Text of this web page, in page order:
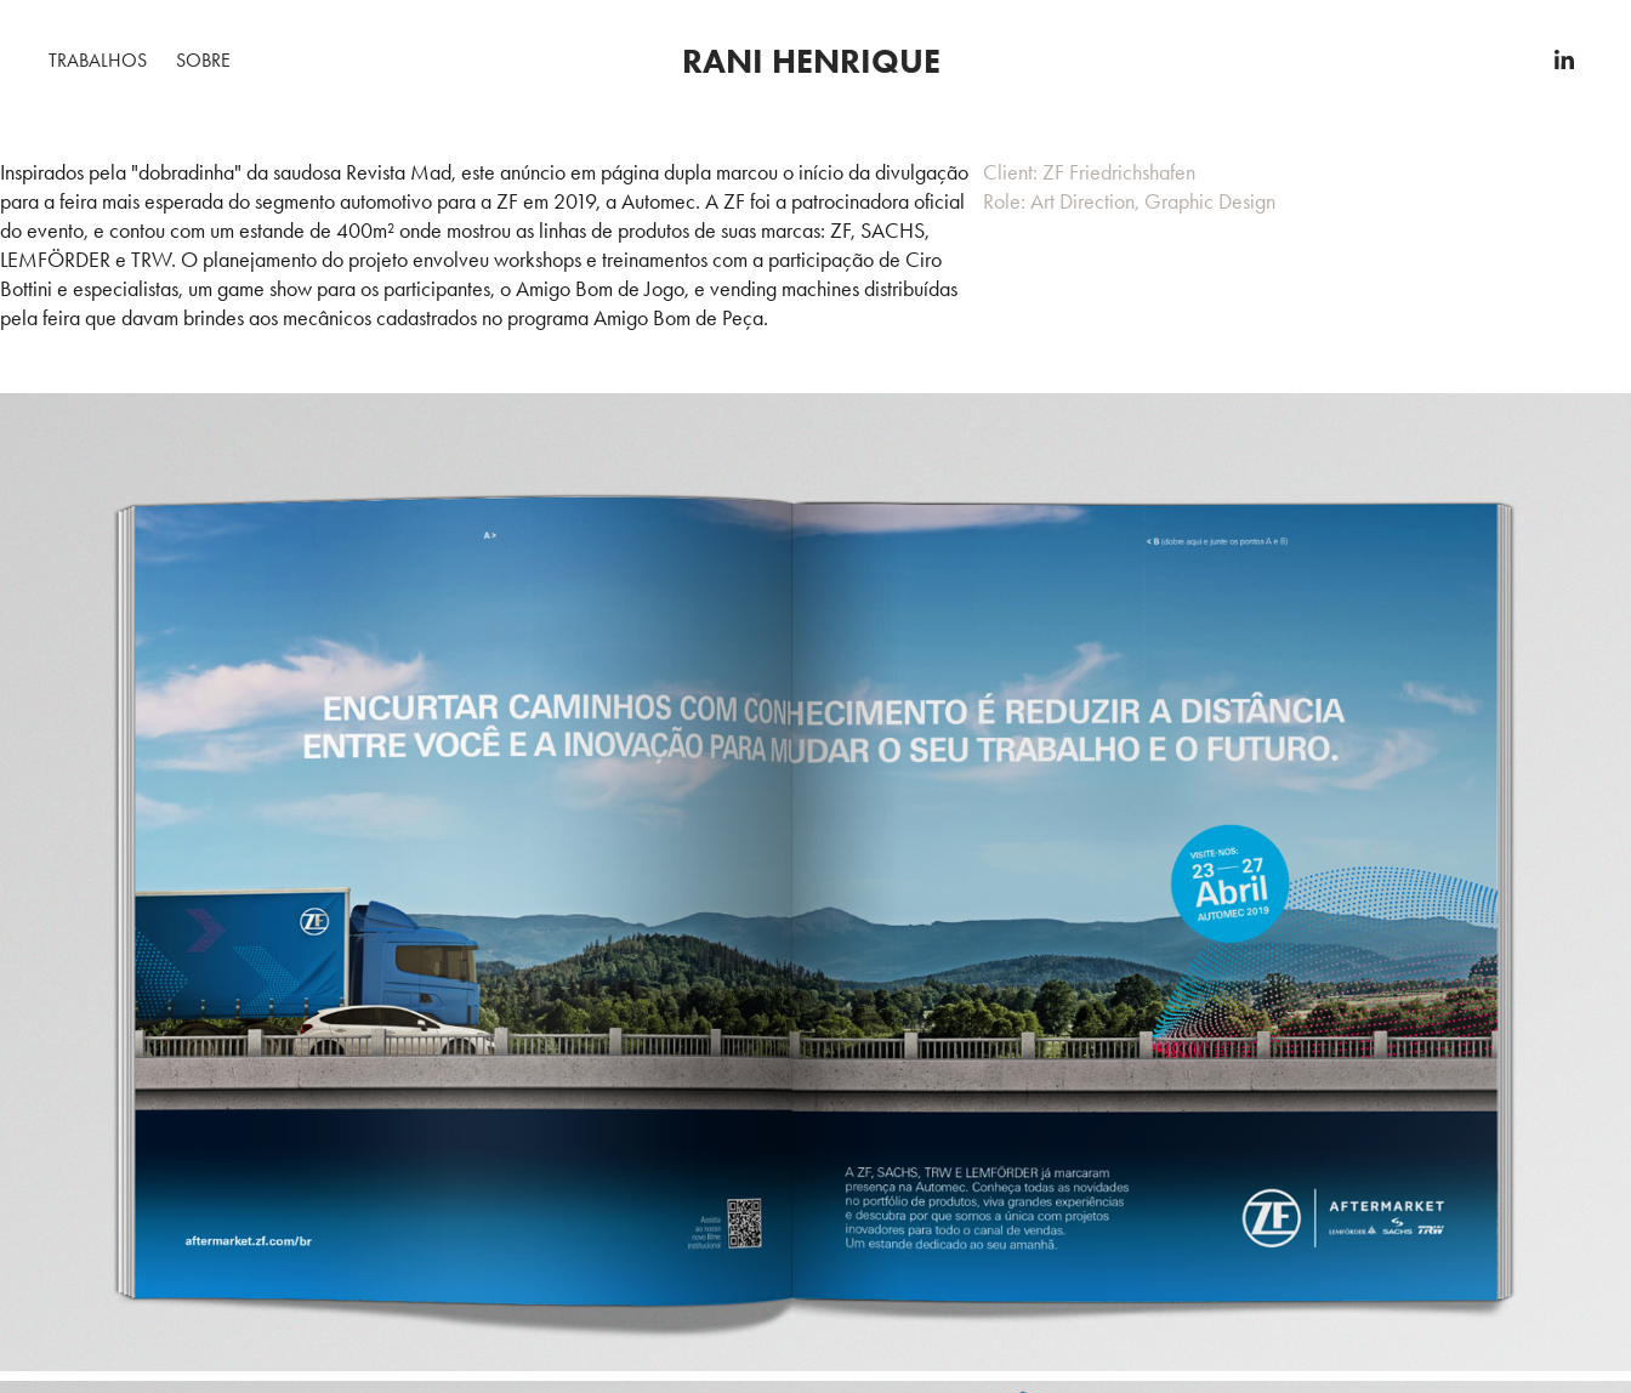
TRABALHOS SOBRE RANI HENRIQUE
Inspirados pela "dobradinha" da saudosa Revista Mad, este anúncio em página dupla marcou o início da divulgação
para a feira mais esperada do segmento automotivo para a ZF em 2019, a Automec. A ZF foi a patrocinadora oficial
do evento, e contou com um estande de 400m² onde mostrou as linhas de produtos de suas marcas: ZF, SACHS,
LEMFÖRDER e TRW. O planejamento do projeto envolveu workshops e treinamentos com a participação de Ciro
Bottini e especialistas, um game show para os participantes, o Amigo Bom de Jogo, e vending machines distribuídas
pela feira que davam brindes aos mecânicos cadastrados no programa Amigo Bom de Peça.
Client: ZF Friedrichshafen
Role: Art Direction, Graphic Design